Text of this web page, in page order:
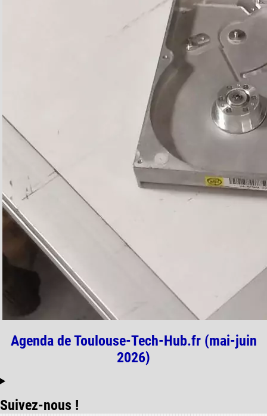
Agenda de Toulouse-Tech-Hub.fr (mai-juin
2026)
Suivez-nous !